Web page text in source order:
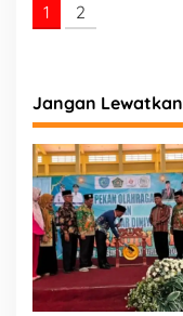
1 2
Jangan Lewatkan